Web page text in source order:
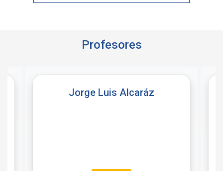
Profesores
Jorge Luis Alcaráz